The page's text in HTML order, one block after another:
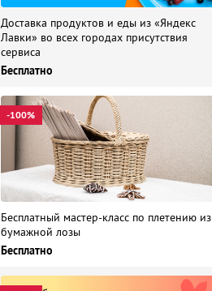
Доставка продуктов и еды из «Яндекс
Лавки» во всех городах присутствия
сервиса
Бесплатно
-100%
Бесплатный мастер-класс по плетению из
бумажной лозы
Бесплатно